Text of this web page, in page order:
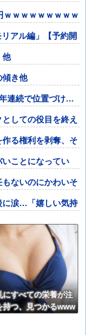
ｗｗｗｗｗｗｗｗ
アル編」【予約開
他
傾き他
連続で位置づけ…
しての役目を終え
る権利を剥奪、そ
いことになってい
もないのにかわいそ
に涙…「嬉しい気持
にすべての栄養が注
持つ、見つかるwww